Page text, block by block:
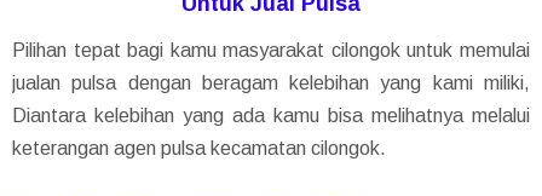
Pilihan tepat bagi kamu masyarakat cilongok untuk memulai
jualan pulsa dengan beragam kelebihan yang kami miliki,
Diantara kelebihan yang ada kamu bisa melihatnya melalui
keterangan agen pulsa kecamatan cilongok.